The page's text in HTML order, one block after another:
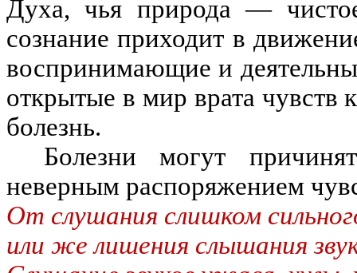
Духа, чья природа —
сознание приходит в
воспринимающие и
открытые в мир врата чувств
болезнь.
Болезни могут
неверным распоряжением
От слушания слишком
или же лишения слышания